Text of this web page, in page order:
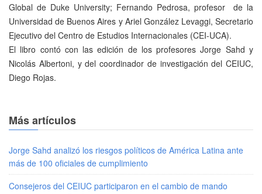
Global de Duke University; Fernando Pedrosa, profesor de la
Universidad de Buenos Aires y Ariel González Levaggi, Secretario
Ejecutivo del Centro de Estudios Internacionales (CEI-UCA).
El libro contó con las edición de los profesores Jorge Sahd y
Nicolás Albertoni, y del coordinador de investigación del CEIUC,
Diego Rojas.
Más artículos
Jorge Sahd analizó los riesgos políticos de América Latina ante
más de 100 oficiales de cumplimiento
Consejeros del CEIUC participaron en el cambio de mando